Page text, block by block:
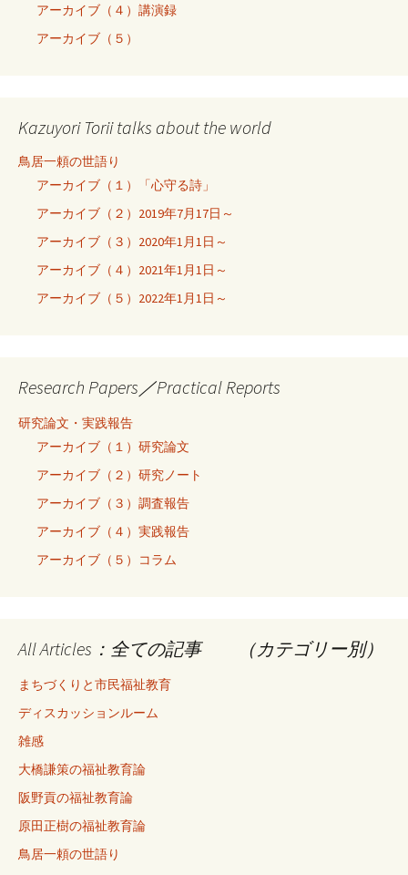
アーカイブ（４）講演録
アーカイブ（５）
Kazuyori Torii talks about the world
鳥居一頼の世語り
アーカイブ（１）「心守る詩」
アーカイブ（２）2019年7月17日～
アーカイブ（３）2020年1月1日～
アーカイブ（４）2021年1月1日～
アーカイブ（５）2022年1月1日～
Research Papers／Practical Reports
研究論文・実践報告
アーカイブ（１）研究論文
アーカイブ（２）研究ノート
アーカイブ（３）調査報告
アーカイブ（４）実践報告
アーカイブ（５）コラム
All Articles：全ての記事 （カテゴリー別）
まちづくりと市民福祉教育
ディスカッションルーム
雑感
大橋謙策の福祉教育論
阪野貢の福祉教育論
原田正樹の福祉教育論
鳥居一頼の世語り